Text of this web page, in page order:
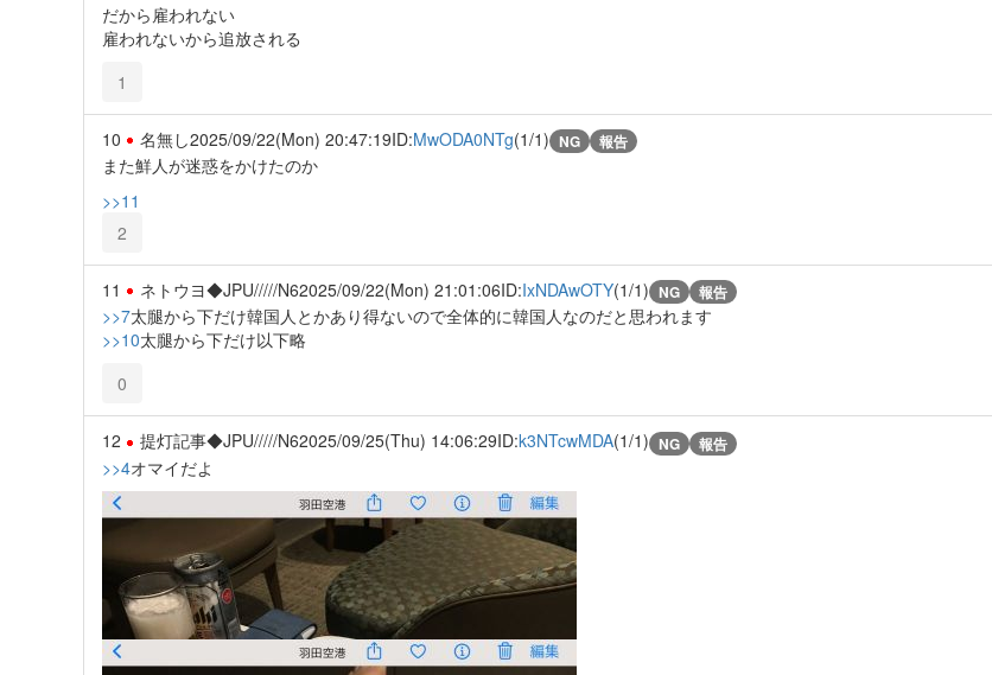
だから雇われない
雇われないから追放される
1
10 名無し2025/09/22(Mon) 20:47:19ID:MwODA0NTg(1/1) NG 報告
また鮮人が迷惑をかけたのか
>>11
2
11 ネトウヨ◆JPU/////N62025/09/22(Mon) 21:01:06ID:IxNDAwOTY(1/1) NG 報告
>>7太腿から下だけ韓国人とかあり得ないので全体的に韓国人なのだと思われます
>>10太腿から下だけ以下略
0
12 提灯記事◆JPU/////N62025/09/25(Thu) 14:06:29ID:k3NTcwMDA(1/1) NG 報告
>>4オマイだよ